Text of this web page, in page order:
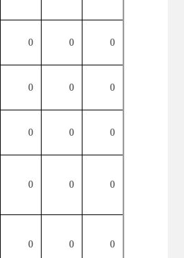
0 0 0
0 0 0
0 0 0
0 0 0
0 0 0